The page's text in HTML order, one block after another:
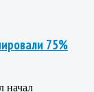
75%
начал